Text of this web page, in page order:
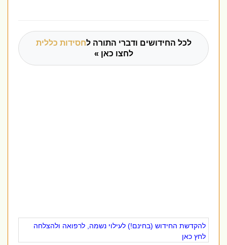
לכל החידושים ודברי התורה לחסידות כללית
לחצו כאן »
להקדשת החידוש (בחינם!) לעילוי נשמה, לרפואה ולהצלחה
לחץ כאן